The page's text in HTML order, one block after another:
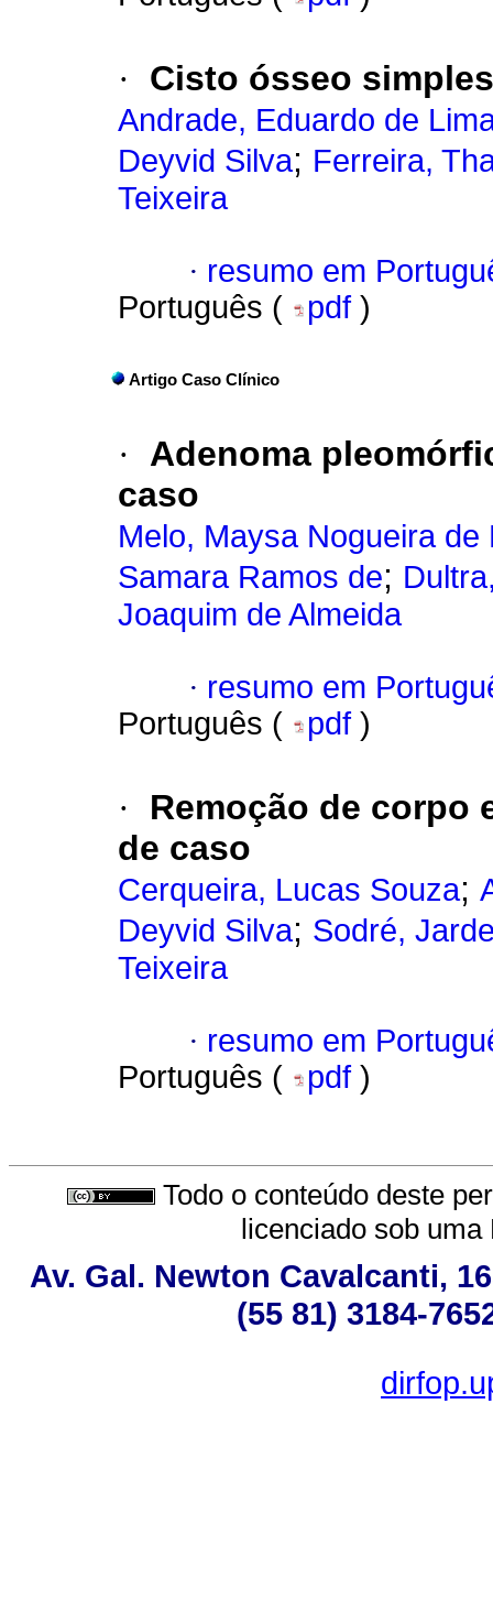
· Cisto ósseo
Andrade, Eduardo de
Deyvid Silva; Ferreira,
Teixeira
· resumo em
Português (
pdf )
Artigo Caso Clínico
·
Adenoma
caso
Melo, Maysa Nogueira de
Samara Ramos de;
Joaquim de Almeida
· resumo em
Português (
pdf )
·
Remoção de corpo
de caso
Cerqueira, Lucas Souza;
Deyvid Silva; Sodré,
Teixeira
· resumo em
Português (
pdf )
Todo o conteúdo deste
licenciado sob uma
Av. Gal. Newton Cavalcanti,
(55 81) 3184-